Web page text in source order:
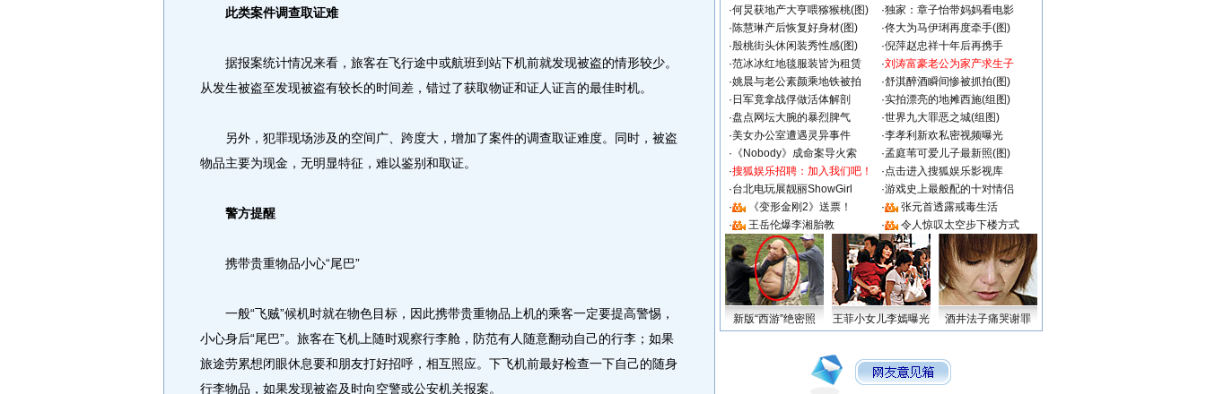
此类案件调查取证难
据报案统计情况来看，旅客在飞行途中或航班到站下机前就发现被盗的情形较少。
从发生被盗至发现被盗有较长的时间差，错过了获取物证和证人证言的最佳时机。
另外，犯罪现场涉及的空间广、跨度大，增加了案件的调查取证难度。同时，被盗
物品主要为现金，无明显特征，难以鉴别和取证。
警方提醒
携带贵重物品小心“尾巴”
一般“飞贼”候机时就在物色目标，因此携带贵重物品上机的乘客一定要提高警惕，
小心身后“尾巴”。旅客在飞机上随时观察行李舱，防范有人随意翻动自己的行李；如果
旅途劳累想闭眼休息要和朋友打好招呼，相互照应。下飞机前最好检查一下自己的随身
行李物品，如果发现被盗及时向空警或公安机关报案。
·何炅获地产大亨喂猕猴桃(图) ·独家：章子怡带妈妈看电影
·陈慧琳产后恢复好身材(图) ·佟大为马伊琍再度牵手(图)
·殷桃街头休闲装秀性感(图) ·倪萍赵忠祥十年后再携手
·范冰冰红地毯服装皆为租赁 ·刘涛富豪老公为家产求生子
·姚晨与老公素颜乘地铁被拍 ·舒淇醉酒瞬间惨被抓拍(图)
· 日军竟拿战俘做活体解剖 ·实拍漂亮的地摊西施(组图)
·盘点网坛大腕的暴烈脾气 ·世界九大罪恶之城(组图)
·美女办公室遭遇灵异事件 ·李孝利新欢私密视频曝光
· 《Nobody》成命案导火索 ·孟庭苇可爱儿子最新照(图)
·搜狐娱乐招聘：加入我们吧！ ·点击进入搜狐娱乐影视库
·台北电玩展靓丽ShowGirl ·游戏史上最般配的十对情侣
·
《变形金刚2》送票！ ·
张元首透露戒毒生活
·
王岳伦爆李湘胎教 · 令人惊叹太空步下楼方式
新版“西游”绝密照 王菲小女儿李嫣曝光 酒井法子痛哭谢罪